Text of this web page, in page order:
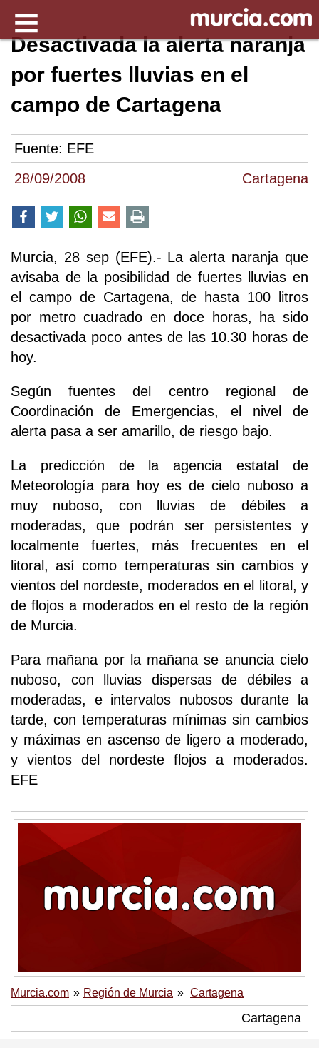
28/09/2008 Cartagena
Desactivada la alerta naranja
por fuertes lluvias en el
campo de Cartagena
Fuente: EFE
Murcia, 28 sep (EFE).- La alerta naranja que
avisaba de la posibilidad de fuertes lluvias en
el campo de Cartagena, de hasta 100 litros
por metro cuadrado en doce horas, ha sido
desactivada poco antes de las 10.30 horas de
hoy.
Según fuentes del centro regional de
Coordinación de Emergencias, el nivel de
alerta pasa a ser amarillo, de riesgo bajo.
La predicción de la agencia estatal de
Meteorología para hoy es de cielo nuboso a
muy nuboso, con lluvias de débiles a
moderadas, que podrán ser persistentes y
localmente fuertes, más frecuentes en el
litoral, así como temperaturas sin cambios y
vientos del nordeste, moderados en el litoral, y
de flojos a moderados en el resto de la región
de Murcia.
Para mañana por la mañana se anuncia cielo
nuboso, con lluvias dispersas de débiles a
moderadas, e intervalos nubosos durante la
tarde, con temperaturas mínimas sin cambios
y máximas en ascenso de ligero a moderado,
y vientos del nordeste flojos a moderados.
EFE
Murcia.com Región de Murcia Cartagena
Cartagena